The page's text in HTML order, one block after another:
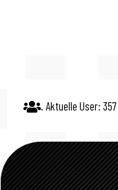
. Aktuelle User: 357